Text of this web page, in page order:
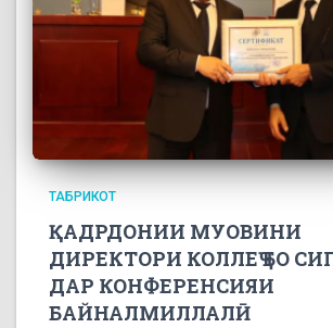
ТАБРИКОТ
ҚАДРДОНИИ МУОВИНИ
ДИРЕКТОРИ КОЛЛЕҶ БО
ДАР КОНФЕРЕНСИЯИ
БАЙНАЛМИЛЛАЛӢ